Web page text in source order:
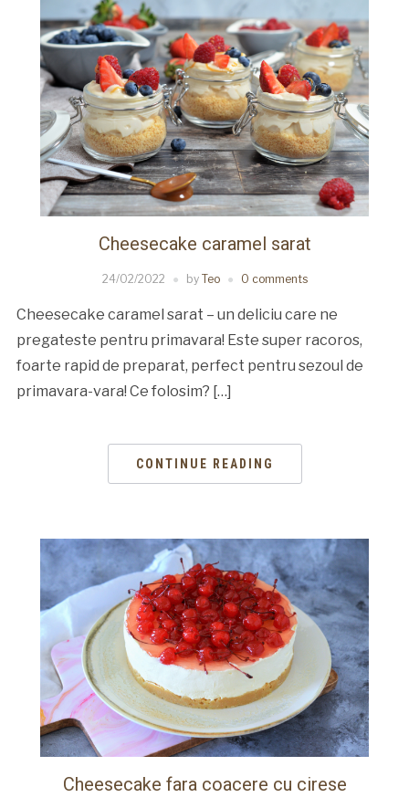
Cheesecake caramel sarat
24/02/2022 by Teo 0 comments
Cheesecake caramel sarat – un deliciu care ne
pregateste pentru primavara! Este super racoros,
foarte rapid de preparat, perfect pentru sezoul de
primavara-vara! Ce folosim? […]
CONTINUE READING
Cheesecake fara coacere cu cirese